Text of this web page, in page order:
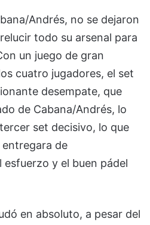
Andrés, no se dejaron
todo su arsenal para
un juego de gran
cuatro jugadores, el set
desempate, que
de Cabana/Andrés, lo
set decisivo, lo que
entregara de
y el buen pádel
en absoluto, a pesar del